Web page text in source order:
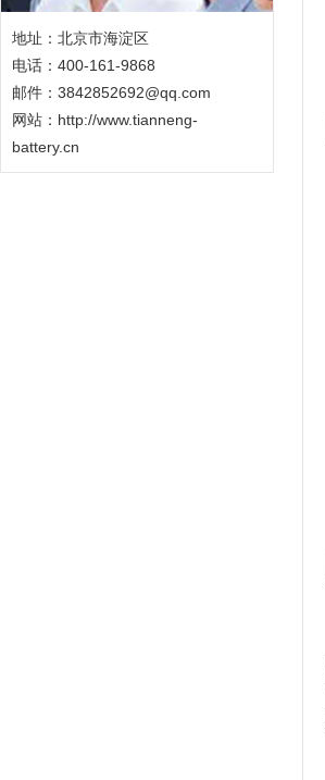
地址：北京市海淀区
电话：400-161-9868
邮件：3842852692@qq.com
网站： http://www.tianneng-
battery.cn